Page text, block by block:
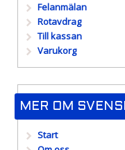
Felanmälan
Rotavdrag
Till kassan
Varukorg
MER OM
Start